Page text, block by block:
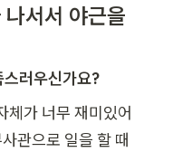
서서 야근을
러우신가요?
체가 너무 재미있어
관으로 일을 할 때